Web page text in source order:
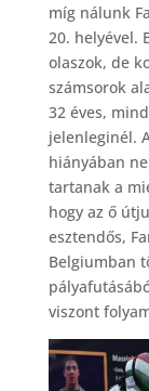
míg nálunk
20. helyével.
olaszok, de
számsorok
32 éves,
jelenleginél.
hiányában
tartanak a
hogy az ő
esztendős,
Belgiumban
viszont